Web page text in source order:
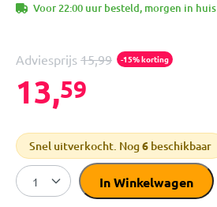
Voor 22:00 uur besteld, morgen in huis
Adviesprijs 15,99 -15% korting
13,59
Snel uitverkocht. Nog6 beschikbaar
In Winkelwagen